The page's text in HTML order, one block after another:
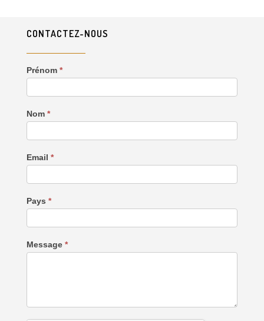
CONTACTEZ-NOUS
Contactez-
nous
Prénom *
Nom *
Email *
Pays *
Message *